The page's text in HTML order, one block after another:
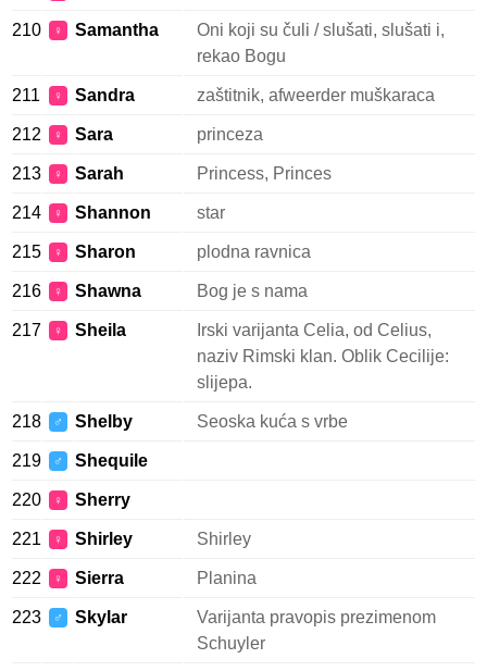
210 ♀ Samantha
Oni koji su čuli / slušati, slušati i,
rekao Bogu
211 ♀ Sandra zaštitnik, afweerder muškaraca
212 ♀ Sara princeza
213 ♀ Sarah Princess, Princes
214 ♀ Shannon star
215 ♀ Sharon plodna ravnica
216 ♀ Shawna Bog je s nama
217 ♀ Sheila
Irski varijanta Celia, od Celius,
naziv Rimski klan. Oblik Cecilije:
slijepa.
218 ♂ Shelby Seoska kuća s vrbe
219 ♂ Shequile
220 ♀ Sherry
221 ♀ Shirley Shirley
222 ♀ Sierra Planina
223 ♂ Skylar
Varijanta pravopis prezimenom
Schuyler